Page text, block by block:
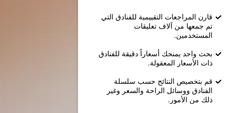
قارن المراجعات التقييمية للفنادق التي
تم جمعها من آلاف تعليقات
المستخدمين.
بحث واحد يمنحك أسعاراً دقيقة للفنادق
ذات الأسعار المعقولة.
قم بتخصيص النتائج حسب سلسلة
الفنادق ووسائل الراحة والسعر وغير
ذلك من الأمور.